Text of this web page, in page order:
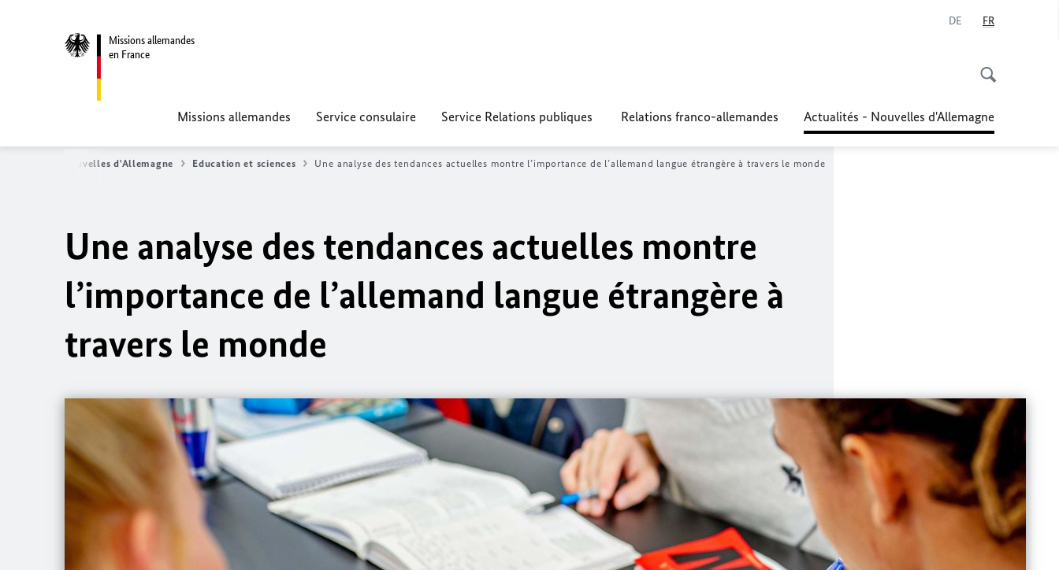
Missions allemandes
en France
DE FR
Missions allemandes Service consulaire Service Relations publiques Relations franco-allemandes Actualités - Nouvelles d'Allemagne
Actualités - Nouvelles d'Allemagne Education et sciences Une analyse des tendances actuelles montre l’importance de l’allemand langue étrangère à travers le monde
Une analyse des tendances actuelles montre
l’importance de l’allemand langue étrangère à
travers le monde